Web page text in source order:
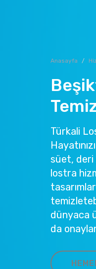
Anasayfa
Türkali
süet, deri
lostra
dünyaca
da